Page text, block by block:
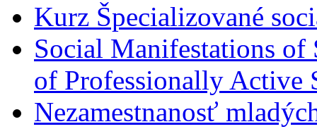
Kurz Špecializované
Social Manifestations
of Professionally Active
Nezamestnanosť